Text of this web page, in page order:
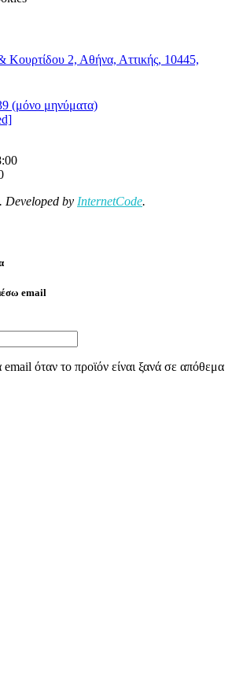
Κουρτίδου 2, Αθήνα, Αττικής, 10445,
(μόνο μηνύματα)
Developed by InternetCode.
email
όταν το προϊόν είναι ξανά σε απόθεμα